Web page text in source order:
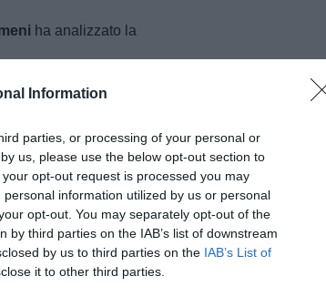
Information
parties, or processing of your personal or
us, please use the below opt-out section to
opt-out request is processed you may
information utilized by us or personal
opt-out. You may separately opt-out of the
third parties on the IAB’s list of downstream
by us to third parties on the IAB’s List of
it to other third parties.
ha analizzato la
rinnovare, ma le
e gli interessi
un centravanti. Io
ha trovato un accordo,